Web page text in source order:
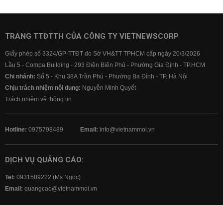
TRANG TTĐTTH CỦA CÔNG TY VIETNEWSCORP
Giấy phép số 3324/GP-TTĐT do Sở VH&TT TPHCM cấp ngày 20/3/2026
Lầu 5 - Compa Building - 293 Điện Biên Phủ - Phường Gia Định - TP.HCM
Chi nhánh: Số 5 - Khu 38A Trần Phú - Phường Ba Đình - TP. Hà Nội
Chịu trách nhiệm nội dung: Nguyễn Minh Quyết
Trách nhiệm về thông tin
Hotline: 0975798489 Email: info@vietnammoi.vn
DỊCH VỤ QUẢNG CÁO:
Tel: 0931589222 (Ms Ngọc)
Email: quangcao@vietnammoi.vn